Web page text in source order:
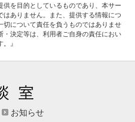
供を目的としているものであり、本サー
ありません。また、提供する情報につ
について責任を負うものではありませ
決定等は、利用者ご自身の責任におい
』
お知らせ